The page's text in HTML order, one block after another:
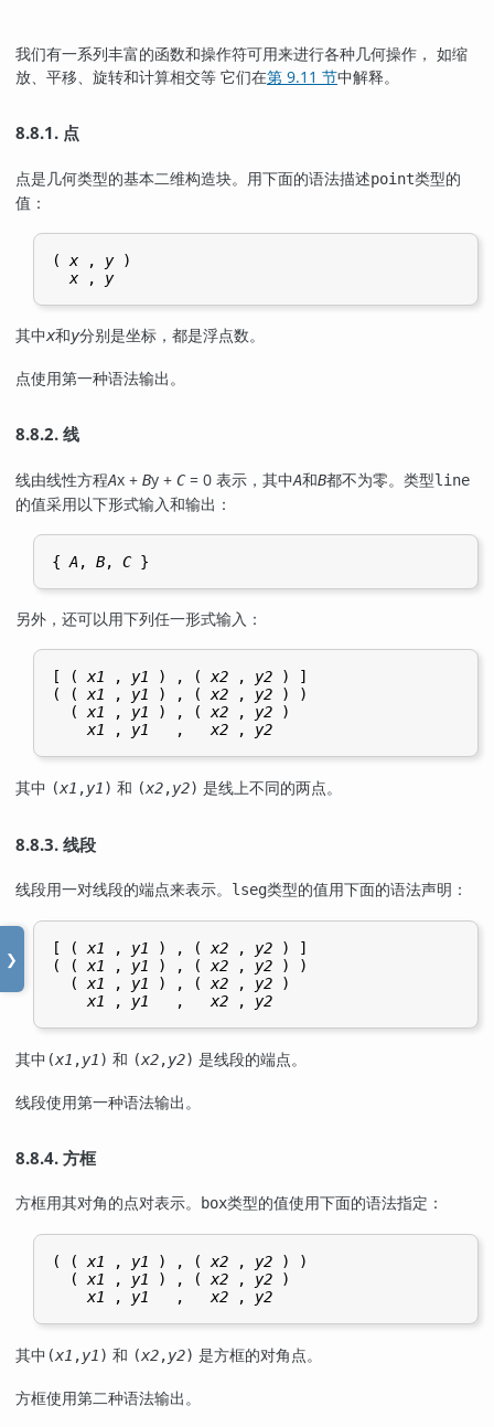
❯
我们有一系列丰富的函数和操作符可用来进行各种几何操作， 如缩
放、平移、旋转和计算相交等 它们在第 9.11 节中解释。
8.8.1. 点
点是几何类型的基本二维构造块。用下面的语法描述point类型的
值：
( x , y )
x , y
其中x和y分别是坐标，都是浮点数。
点使用第一种语法输出。
8.8.2. 线
线由线性方程Ax + By + C= 0 表示，其中A和B都不为零。类型line
的值采用以下形式输入和输出：
{ A , B, C }
另外，还可以用下列任一形式输入：
[ ( x1 , y1 ) , ( x2 , y2 ) ]
( ( x1 , y1 ) , ( x2 , y2 ) )
  (
x1 , y1 ) , ( x2 , y2 )
x1 , y1
   ,
x2 , y2
其中 (x1 ,y1) 和 (x2,y2) 是线上不同的两点。
8.8.3. 线段
线段用一对线段的端点来表示。 lseg类型的值用下面的语法声明：
[ ( x1 , y1 ) , ( x2 , y2 ) ]
( ( x1 , y1 ) , ( x2 , y2 ) )
  (
x1 , y1 ) , ( x2 , y2 )
x1 , y1
   ,
x2 , y2
其中 (x1 ,y1) 和 (x2,y2) 是线段的端点。
线段使用第一种语法输出。
8.8.4. 方框
方框用其对角的点对表示。 box类型的值使用下面的语法指定：
( ( x1 , y1 ) , ( x2 , y2 ) )
  (
x1 , y1 ) , ( x2 , y2 )
x1 , y1
   ,
x2 , y2
其中 (x1 ,y1) 和 (x2,y2) 是方框的对角点。
方框使用第二种语法输出。